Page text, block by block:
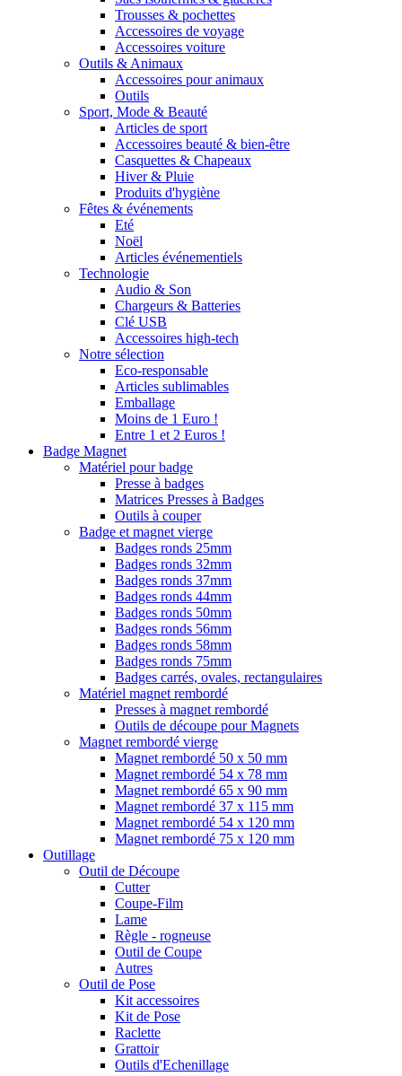
Trousses & pochettes
Accessoires de voyage
Accessoires voiture
Outils & Animaux
Accessoires pour animaux
Outils
Sport, Mode & Beauté
Articles de sport
Accessoires beauté & bien-être
Casquettes & Chapeaux
Hiver & Pluie
Produits d'hygiène
Fêtes & événements
Eté
Noël
Articles événementiels
Technologie
Audio & Son
Chargeurs & Batteries
Clé USB
Accessoires high-tech
Notre sélection
Eco-responsable
Articles sublimables
Emballage
Moins de 1 Euro !
Entre 1 et 2 Euros !
Badge Magnet
Matériel pour badge
Presse à badges
Matrices Presses à Badges
Outils à couper
Badge et magnet vierge
Badges ronds 25mm
Badges ronds 32mm
Badges ronds 37mm
Badges ronds 44mm
Badges ronds 50mm
Badges ronds 56mm
Badges ronds 58mm
Badges ronds 75mm
Badges carrés, ovales, rectangulaires
Matériel magnet rembordé
Presses à magnet rembordé
Outils de découpe pour Magnets
Magnet rembordé vierge
Magnet rembordé 50 x 50 mm
Magnet rembordé 54 x 78 mm
Magnet rembordé 65 x 90 mm
Magnet rembordé 37 x 115 mm
Magnet rembordé 54 x 120 mm
Magnet rembordé 75 x 120 mm
Outillage
Outil de Découpe
Cutter
Coupe-Film
Lame
Règle - rogneuse
Outil de Coupe
Autres
Outil de Pose
Kit accessoires
Kit de Pose
Raclette
Grattoir
Outils d'Echenillage